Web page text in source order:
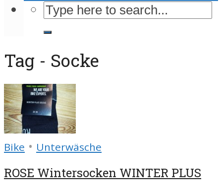
Tag - Socke
Bike • Unterwäsche
ROSE Wintersocken WINTER PLUS